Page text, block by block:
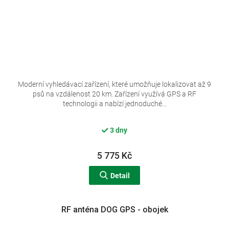
3 dny
5 775 Kč
Detail
Moderní vyhledávací zařízení, které umožňuje lokalizovat až 9
psů na vzdálenost 20 km. Zařízení využívá GPS a RF
technologii a nabízí jednoduché...
RF anténa DOG GPS - obojek